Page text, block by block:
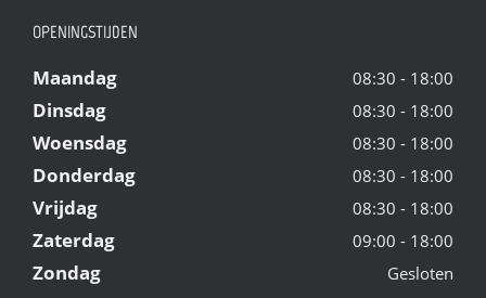
OPENINGSTIJDEN
Maandag 08:30 - 18:00
Dinsdag 08:30 - 18:00
Woensdag 08:30 - 18:00
Donderdag 08:30 - 18:00
Vrijdag 08:30 - 18:00
Zaterdag 09:00 - 18:00
Zondag Gesloten